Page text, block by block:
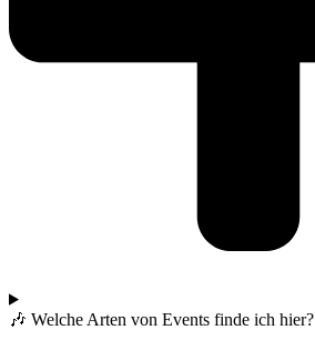
🎶 Welche Arten von Events finde ich hier?